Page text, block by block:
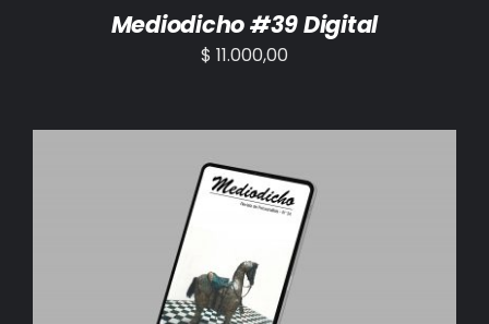
Mediodicho #39 Digital
$ 11.000,00
AÑADIR AL CARRITO /